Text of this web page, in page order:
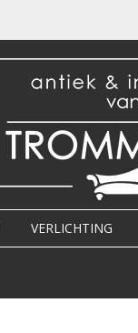
VERLICHTING